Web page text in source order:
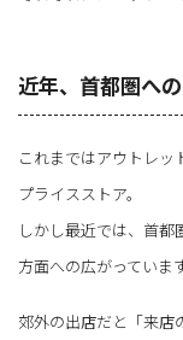
近年、首都圏へ
これまではアウトレッ
プライスストア。
しかし最近では、首都
方面への広がっています
郊外の出店だと「来店